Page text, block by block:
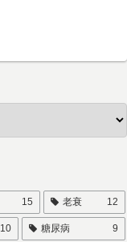
15 老衰 12
10 糖尿病 9